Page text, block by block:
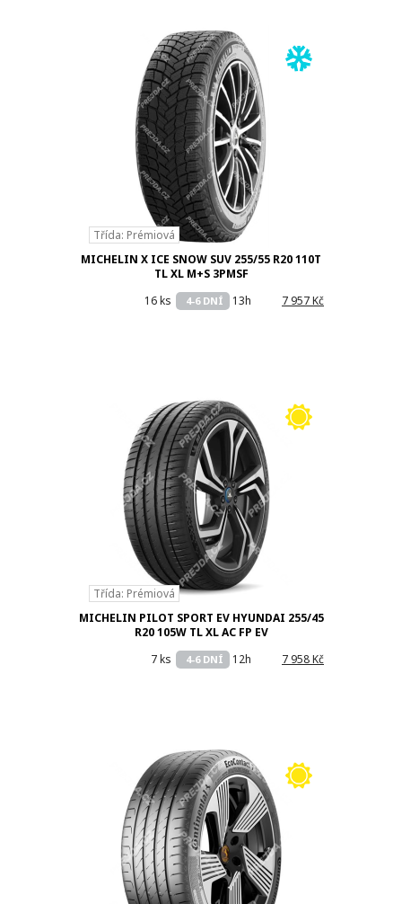
Třída: Prémiová
MICHELIN X ICE SNOW SUV 255/55 R20 110T
TL XL M+S 3PMSF
7 957 Kč
13h
4-6 DNÍ
16 ks
Třída: Prémiová
MICHELIN PILOT SPORT EV HYUNDAI 255/45
R20 105W TL XL AC FP EV
7 958 Kč
12h
4-6 DNÍ
7 ks